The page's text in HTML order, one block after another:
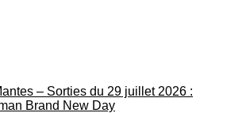
– Sorties du 29 juillet 2026 :
Brand New Day